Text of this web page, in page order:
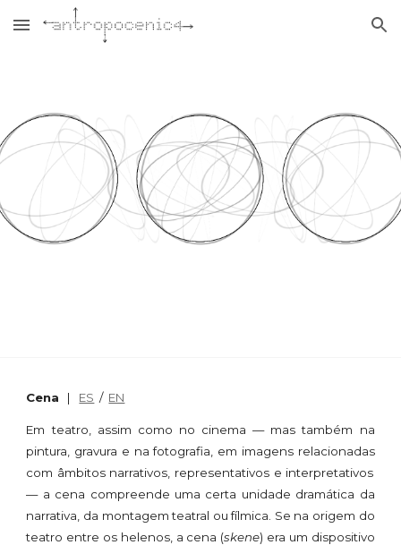
Skip to main content Skip to navigation
Cena | ES / EN
Em teatro, assim como no cinema — mas também na
pintura, gravura e na fotografia, em imagens relacionadas
com âmbitosnarrativos , representativos e interpretativos
— a cena compreende uma certa unidade dramática da
narrativa, da montagem teatral ou fílmica. Se na origem do
teatro entre os helenos, a cena (skene) era um dispositivo